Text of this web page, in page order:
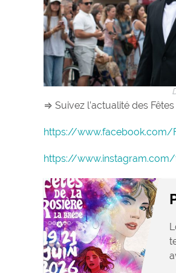
⇒ Suivez l’actualité des
https://www.facebook.com/
https://